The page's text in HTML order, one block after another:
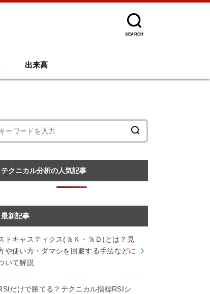
SEARCH
出来高
テクニカル分析の人気記事
最新記事
トキャスティクス(％Ｋ・％Ｄ)とは？見
や使い方・ダマシを回避する手法などに
いて解説
だけで勝てる？テクニカル指標RSIシ